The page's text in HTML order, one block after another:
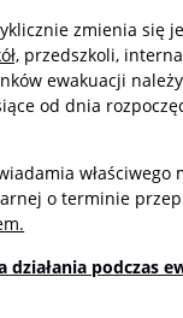
zmienia się
przedszkoli,
ewakuacji
od dnia
o terminie
działania podczas